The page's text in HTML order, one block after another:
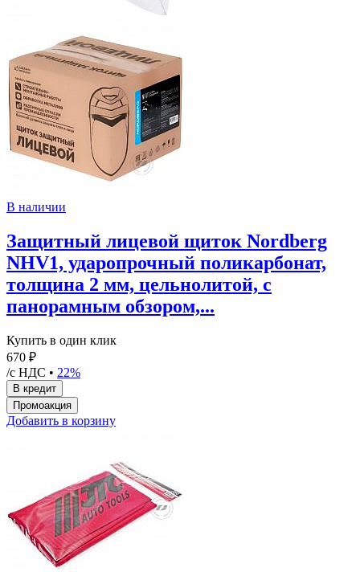
В наличии
Защитный лицевой щиток Nordberg
NHV1, ударопрочный поликарбонат,
толщина 2 мм, цельнолитой, с
панорамным обзором,...
Купить в один клик
670 ₽
/с НДС • 22%
Добавить в корзину